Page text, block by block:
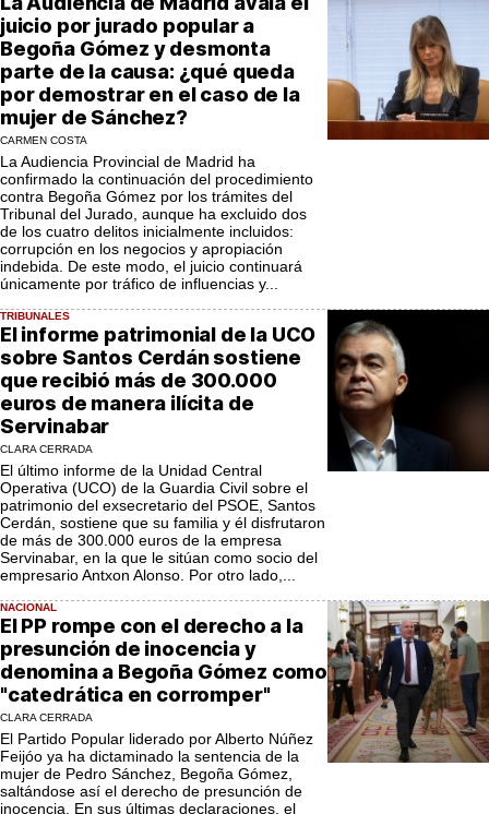
juicio por jurado popular a
Begoña Gómez y desmonta
parte de la causa: ¿qué queda
por demostrar en el caso de la
mujer de Sánchez?
CARMEN COSTA
La Audiencia Provincial de Madrid ha
confirmado la continuación del procedimiento
contra Begoña Gómez por los trámites del
Tribunal del Jurado, aunque ha excluido dos
de los cuatro delitos inicialmente incluidos:
corrupción en los negocios y apropiación
indebida. De este modo, el juicio continuará
únicamente por tráfico de influencias y...
TRIBUNALES
El informe patrimonial de la UCO
sobre Santos Cerdán sostiene
que recibió más de 300.000
euros de manera ilícita de
Servinabar
CLARA CERRADA
El último informe de la Unidad Central
Operativa (UCO) de la Guardia Civil sobre el
patrimonio del exsecretario del PSOE, Santos
Cerdán, sostiene que su familia y él disfrutaron
de más de 300.000 euros de la empresa
Servinabar, en la que le sitúan como socio del
empresario Antxon Alonso. Por otro lado,...
NACIONAL
El PP rompe con el derecho a la
presunción de inocencia y
denomina a Begoña Gómez como
"catedrática en corromper"
CLARA CERRADA
El Partido Popular liderado por Alberto Núñez
Feijóo ya ha dictaminado la sentencia de la
mujer de Pedro Sánchez, Begoña Gómez,
saltándose así el derecho de presunción de
inocencia. En sus últimas declaraciones, el